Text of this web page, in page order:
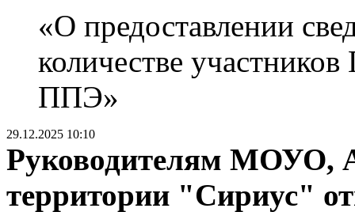
«О предоставлении
количестве
ППЭ»
29.12.2025 10:10
Руководителям МОУО,
территории "Сириус"